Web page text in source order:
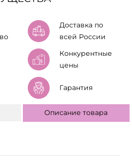
Доставка по
всей России
Конкурентные
цены
Гарантия
Описание товара